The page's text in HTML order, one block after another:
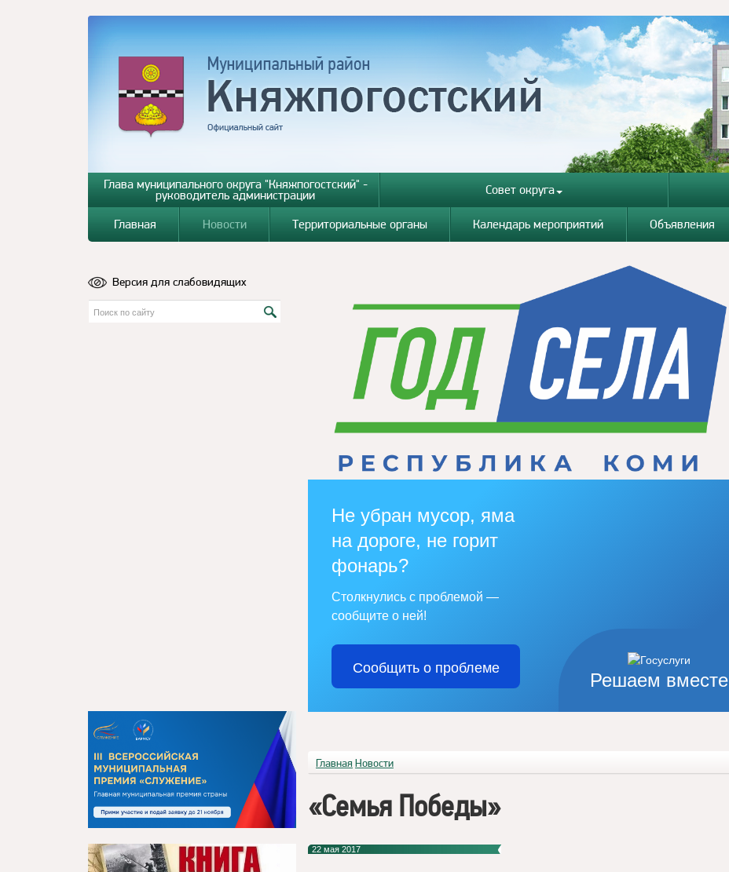
Глава муниципального округа "Княжпогостский" -
руководитель администрации Совет округа
Главная Новости Территориальные органы Календарь мероприятий Объявления
Версия для слабовидящих
Решаем вместе
Не убран мусор, яма
на дороге, не горит
фонарь?
Столкнулись с проблемой —
сообщите о ней!
Сообщить о проблеме
Главная Новости
«Семья Победы»
22 мая 2017